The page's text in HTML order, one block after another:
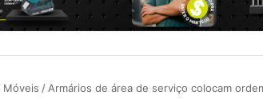
Móveis / Armários de área de serviço colocam